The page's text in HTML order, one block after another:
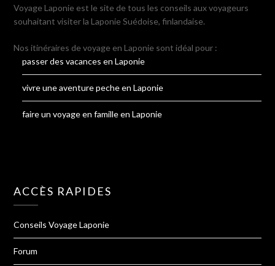
Voyage Laponie est le site de tous les conseils aux voyageurs
souhaitant visiter la Laponie Suédoise, finlandaise.
Nos itinéraires de voyage en Laponie sont idéal pour :
passer des vacances en Laponie
vivre une aventure peche en Laponie
faire un voyage en famille en Laponie
ACCÈS RAPIDES
Conseils Voyage Laponie
Forum